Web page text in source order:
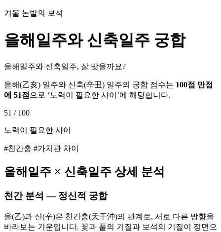
겨울 논밭의 보석
을해일주와 신축일주 궁합
을해일주와 신축일주, 잘 맞을까요?
을해(乙亥) 일주와 신축(辛丑) 일주의 궁합 점수는 100점 만점
에 51점 으로 ‘노력이 필요한 사이 ’에 해당합니다.
51 / 100
노력이 필요한 사이
#천간충 #가치관 차이
을해 일주 × 신축일주 상세 분석
천간 분석 — 정신적 궁합
을(乙)과 신(辛)은 천간충(天干沖)의 관계로, 서로 다른 방향을
바라보는 기운입니다. 꽃과 풀의 기질과 보석의 기질이 정면으